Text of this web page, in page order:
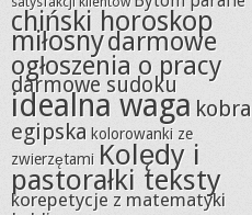
chiński horoskop
miłosnydarmowe
ogłoszenia o pracy
darmowe sudoku
idealna waga kobra
egipska kolorowanki ze
zwierzętami Kolędy i
pastorałki teksty
korepetycje z matematyki